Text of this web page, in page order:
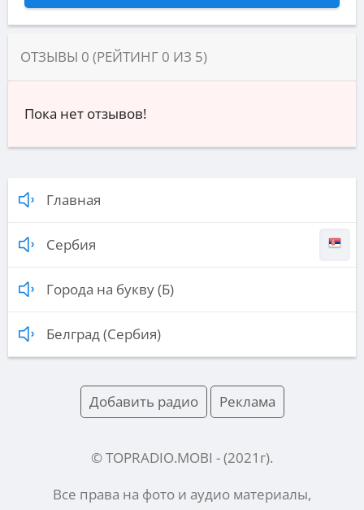
ОТЗЫВЫ 0 (РЕЙТИНГ 0 ИЗ 5)
Пока нет отзывов!
Главная
Сербия
Города на букву (Б)
Белград (Сербия)
Добавить радио Реклама
© TOPRADIO.MOBI - (2021 г).
Все права на фото и аудио материалы,